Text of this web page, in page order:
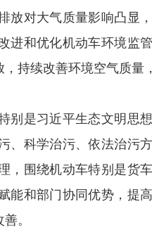
放对大气质量影响凸显
进和优化机动车环境监
持续改善环境空气质量
是习近平生态文明思
、科学治污、依法治污
，围绕机动车特别是货
能和部门协同优势，提
。